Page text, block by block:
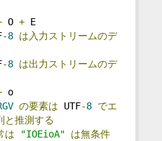
O + E
-8 は入力ストリームのデ
-8 は出力ストリームのデ
o
の要素は UTF-8 でエ
と推測する
は "IOEioA"
は無条件